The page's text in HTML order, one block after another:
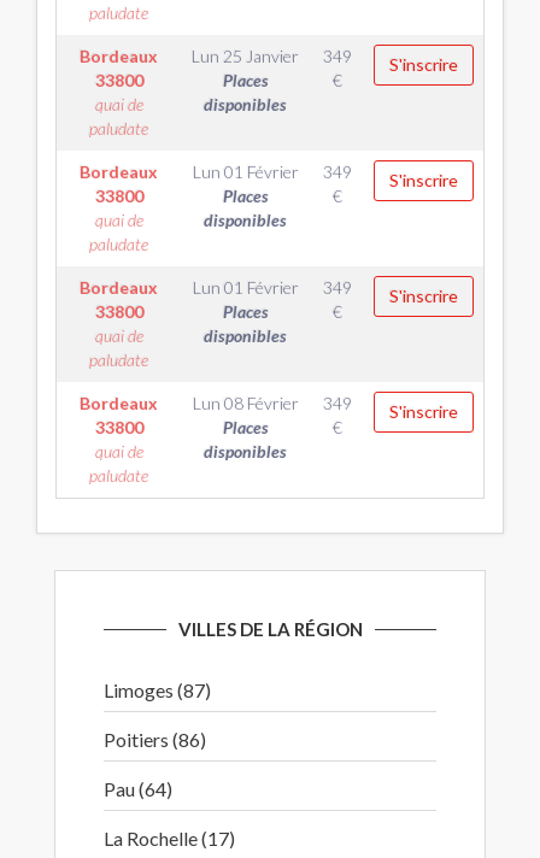
paludate
Bordeaux
33800
quai de
paludate
Lun 25 Janvier
Places
disponibles
349
€
S'inscrire
Bordeaux
33800
quai de
paludate
Lun 01 Février
Places
disponibles
349
€
S'inscrire
Bordeaux
33800
quai de
paludate
Lun 01 Février
Places
disponibles
349
€
S'inscrire
Bordeaux
33800
quai de
paludate
Lun 08 Février
Places
disponibles
349
€
S'inscrire
VILLES DE LA RÉGION
Limoges (87)
Poitiers (86)
Pau (64)
La Rochelle (17)